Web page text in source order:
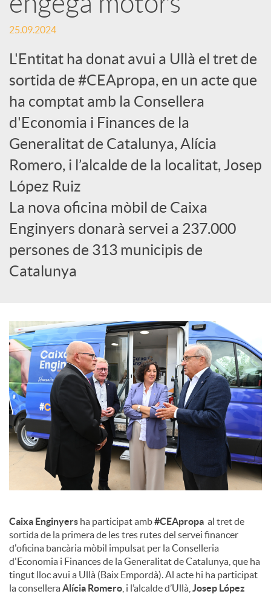
c
a
d
o
r
d
e
o
n
t
i
n
g
u
25.09.2024
L'Entitat ha donat avui a Ullà el tret de
sortida de #CEApropa, en un acte que
ha comptat amb la Consellera
d'Economia i Finances de la
Generalitat de Catalunya, Alícia
Romero, i l’alcalde de la localitat, Josep
López Ruiz
La nova oficina mòbil de Caixa
Enginyers donarà servei a 237.000
persones de 313 municipis de
Catalunya
Caixa Enginyers ha participat amb#CEApropa al tret de
sortida de la primera de les tres rutes del servei financer
d'oficina bancària mòbil impulsat per la Conselleria
d'Economia i Finances de la Generalitat de Catalunya, que ha
tingut lloc avui a Ullà (Baix Empordà). Al acte hi ha participat
la conselleraAlícia Romero , i l’alcalde d’Ullà, Josep López